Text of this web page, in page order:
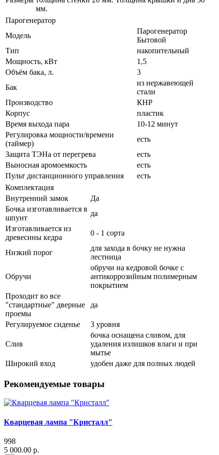
мм.
Парогенератор
Модель
Парогенератор
Бытовой
Тип
накопительный
Мощность, кВт
1,5
Объём бака, л.
3
Бак
из нержавеющей
стали
Производство
КНР
Корпус
пластик
Время выхода пара
10-12 минут
Регулировка мощности/времени
(таймер)
есть
Защита ТЭНа от перегрева
есть
Выносная аромоемкость
есть
Пульт дистанционного управления
есть
Комплектация
Внутренний замок
Да
Бочка изготавливается в
шпунт
да
Изготавливается из
древесины кедра
0 - 1 сорта
Низкий порог
для захода в бочку не нужна
лестница
Обручи
обручи на кедровой бочке с
антикоррозийным полимерным
покрытием
Проходит во все
"стандартные" дверные
проемы
да
Регулируемое сиденье 3 уровня
Слив
бочка оснащена сливом, для
удаления излишков влаги и при
мытье
Широкий вход
удобен даже для полных людей
Рекомендуемые товары
Кварцевая лампа "Кристалл"
998
5 000.00 р.